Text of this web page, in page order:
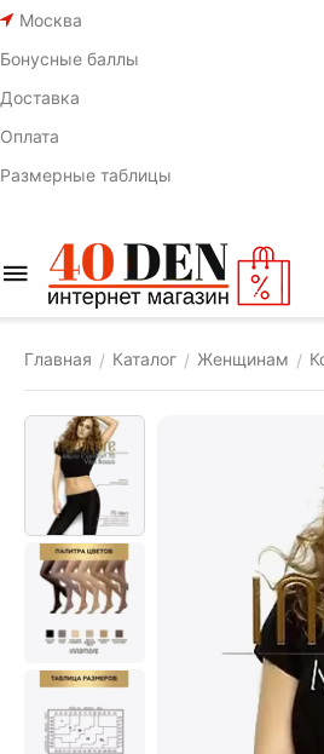
Москва
Бонусные баллы
Доставка
Оплата
Размерные таблицы
Главная / Каталог / Женщинам /